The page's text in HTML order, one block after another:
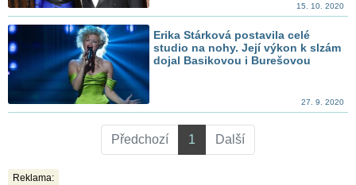
15. 10. 2020
Erika Stárková postavila celé
studio na nohy. Její výkon k slzám
dojal Basikovou i Burešovou
27. 9. 2020
Předchozí 1 Další
Reklama: